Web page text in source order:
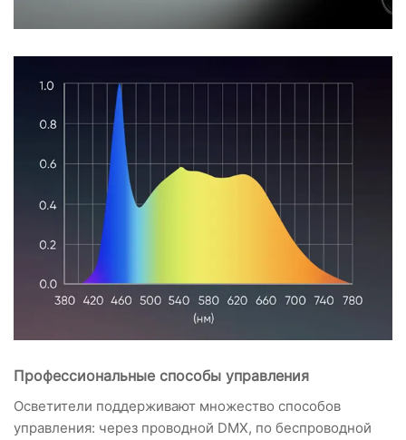
Профессиональные способы управления
Осветители поддерживают множество способов
управления: через проводной DMX, по беспроводной